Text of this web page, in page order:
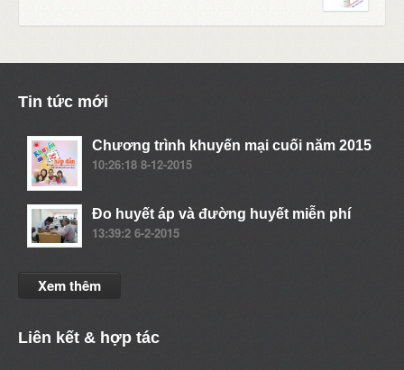
Tin tức mới
Chương trình khuyến mại cuối năm 2015
10:26:18 8-12-2015
Đo huyết áp và đường huyết miễn phí
13:39:2 6-2-2015
Xem thêm
Liên kết & hợp tác